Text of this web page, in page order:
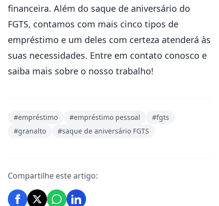
financeira. Além do saque de aniversário do
FGTS, contamos com mais cinco tipos de
empréstimo e um deles com certeza atenderá às
suas necessidades. Entre em contato conosco e
saiba mais sobre o nosso trabalho!
#empréstimo #empréstimo pessoal
#fgts
#granalto
#saque de aniversário FGTS
Compartilhe este artigo: